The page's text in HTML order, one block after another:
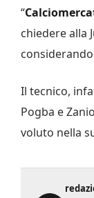
“
chiedere alla
Il tecnico,
Pogba e
voluto nella